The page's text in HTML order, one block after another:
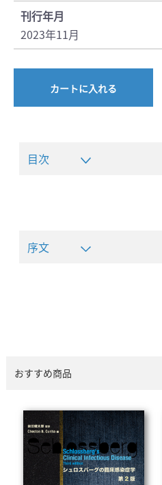
刊行年月
2023年11月
カートに入れる
目次
序文
おすすめ商品